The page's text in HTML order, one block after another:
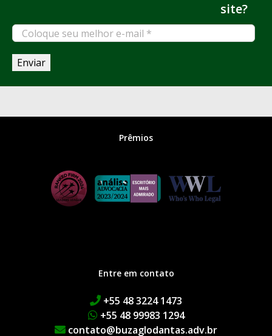
site?
Coloque
seu
melhor
e-
mail
Prêmios
Entre em contato
+55 48 3224 1473
+55 48 99983 1294
contato@buzaglodantas.adv.br